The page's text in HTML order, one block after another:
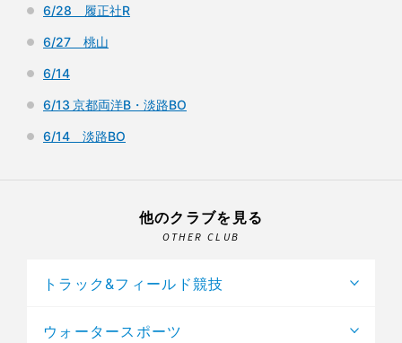
6/28 履正社R
6/27 桃山
6/14
6/13 京都両洋B・淡路BO
6/14 淡路BO
他のクラブを見る
OTHER CLUB
トラック&フィールド競技
ウォータースポーツ